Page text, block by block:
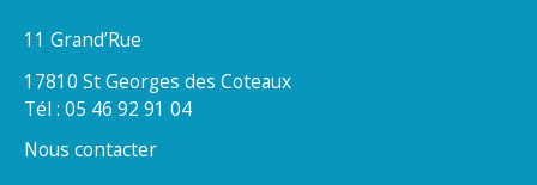
11 Grand’Rue
17810 St Georges des Coteaux
Tél : 05 46 92 91 04
Nous contacter